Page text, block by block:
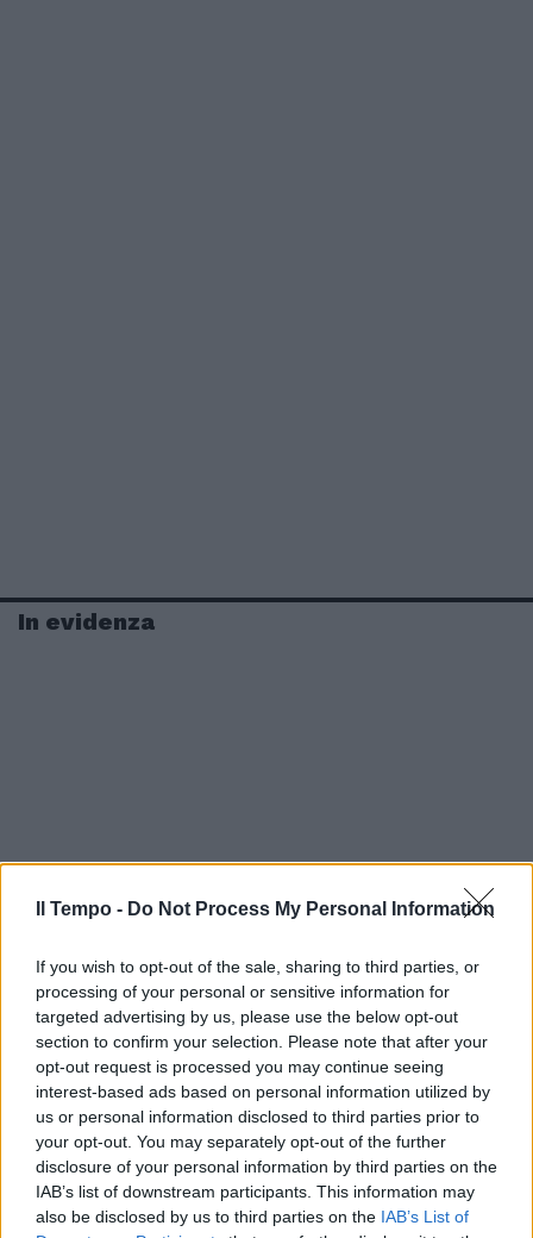
Il Tempo - Do Not Process My Personal Information
If you wish to opt-out of the sale, sharing to third parties, or
processing of your personal or sensitive information for
targeted advertising by us, please use the below opt-out
section to confirm your selection. Please note that after your
opt-out request is processed you may continue seeing
interest-based ads based on personal information utilized by
us or personal information disclosed to third parties prior to
your opt-out. You may separately opt-out of the further
disclosure of your personal information by third parties on the
IAB’s list of downstream participants. This information may
also be disclosed by us to third parties on the IAB’s List of
In evidenza